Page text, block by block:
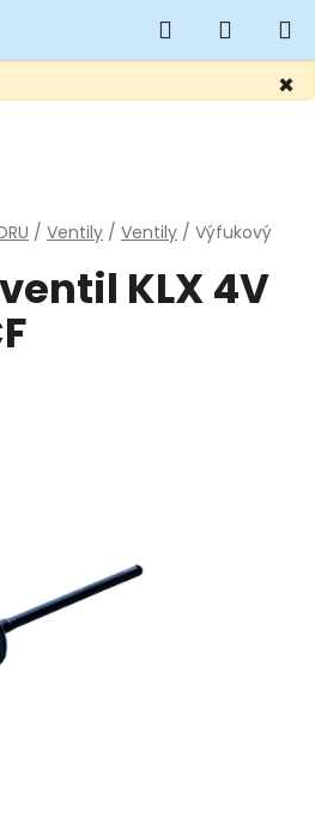
×
Hledat
KOŠÍK
/ Ventily / Ventily / Výfukový
KLX 4V